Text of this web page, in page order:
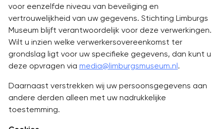
voor eenzelfde niveau van beveiliging en
vertrouwelijkheid van uw gegevens. Stichting Limburgs
Museum blijft verantwoordelijk voor deze verwerkingen.
Wilt u inzien welke verwerkersovereenkomst ter
grondslag ligt voor uw specifieke gegevens, dan kunt u
deze opvragen via media@limburgsmuseum.nl.
Daarnaast verstrekken wij uw persoonsgegevens aan
andere derden alleen met uw nadrukkelijke
toestemming.